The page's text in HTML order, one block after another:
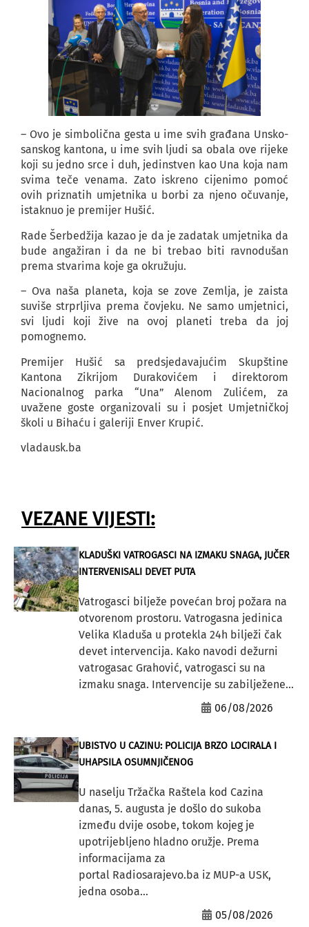
– Ovo je simbolična gesta u ime svih građana Unsko-
sanskog kantona, u ime svih ljudi sa obala ove rijeke
koji su jedno srce i duh, jedinstven kao Una koja nam
svima teče venama. Zato iskreno cijenimo pomoć
ovih priznatih umjetnika u borbi za njeno očuvanje,
istaknuo je premijer Hušić.
Rade Šerbedžija kazao je da je zadatak umjetnika da
bude angažiran i da ne bi trebao biti ravnodušan
prema stvarima koje ga okružuju.
– Ova naša planeta, koja se zove Zemlja, je zaista
suviše strprljiva prema čovjeku. Ne samo umjetnici,
svi ljudi koji žive na ovoj planeti treba da joj
pomognemo.
Premijer Hušić sa predsjedavajućim Skupštine
Kantona Zikrijom Durakovićem i direktorom
Nacionalnog parka “Una” Alenom Zulićem, za
uvažene goste organizovali su i posjet Umjetničkoj
školi u Bihaću i galeriji Enver Krupić.
vladausk.ba
VEZANE VIJESTI:
KLADUŠKI VATROGASCI NA IZMAKU SNAGA, JUČER
INTERVENISALI DEVET PUTA
Vatrogasci bilježe povećan broj požara na
otvorenom prostoru. Vatrogasna jedinica
Velika Kladuša u protekla 24h bilježi čak
devet intervencija. Kako navodi dežurni
vatrogasac Grahović, vatrogasci su na
izmaku snaga. Intervencije su zabilježene...
06/08/2026
UBISTVO U CAZINU: POLICIJA BRZO LOCIRALA I
UHAPSILA OSUMNJIČENOG
U naselju Tržačka Raštela kod Cazina
danas, 5. augusta je došlo do sukoba
između dvije osobe, tokom kojeg je
upotrijebljeno hladno oružje. Prema
informacijama za
portal Radiosarajevo.ba iz MUP-a USK,
jedna osoba...
05/08/2026